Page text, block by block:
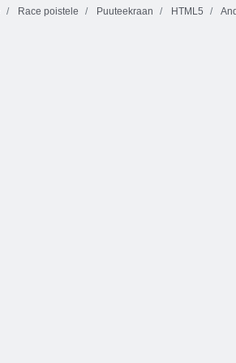
Race poistele Puuteekraan HTML5